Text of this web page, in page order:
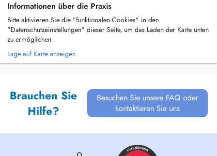
Informationen über die Praxis
Bitte aktivieren Sie die "funktionalen Cookies" in den
"Datenschutzeinstellungen" dieser Seite, um das Laden der Karte unten
zu ermöglichen
Lage auf Karte anzeigen
Brauchen Sie
Hilfe?
Besuchen Sie unsere FAQ oder
kontaktieren Sie uns